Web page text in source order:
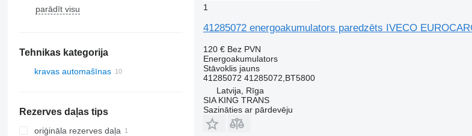
parādīt visu
Tehnikas kategorija
kravas automašīnas
Rezerves daļas tips
oriģināla rezerves daļa
1
41285072 energoakumulators paredzēts IVECO
120 € Bez PVN
Energoakumulators
Stāvoklisjauns
41285072 41285072,BT5800
Latvija, Rīga
SIA KING TRANS
Sazināties ar pārdevēju